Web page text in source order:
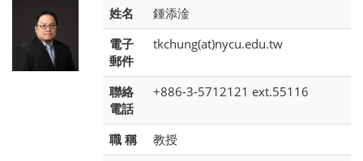
姓名
鍾添淦
電子
郵件
tkchung(at)nycu.edu.tw
聯絡
電話
+886-3-5712121 ext.55116
職 稱
教授